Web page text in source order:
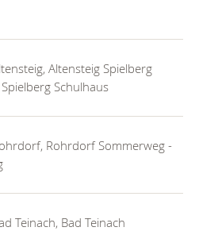
Altensteig Spielberg
Spielberg Schulhaus
Rohrdorf Sommerweg -
Teinach, Bad Teinach